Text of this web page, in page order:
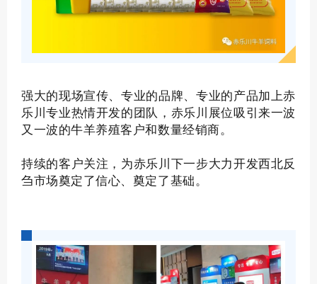
强大的现场宣传、专业的品牌、专业的产品加上赤
乐川专业热情开发的团队，赤乐川展位吸引来一波
又一波的牛羊养殖客户和数量经销商。
持续的客户关注，为赤乐川下一步大力开发西北反
刍市场奠定了信心、奠定了基础。